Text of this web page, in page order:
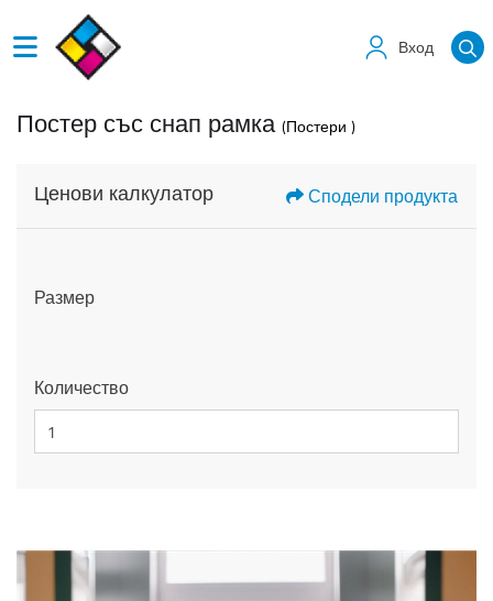
Вход
Постер със снап рамка (Постери )
Ценови калкулатор Сподели продукта
Размер
Количество